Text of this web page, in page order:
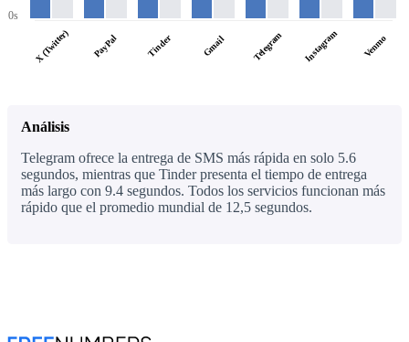
0s
X (Twitter) PayPal Tinder Gmail Telegram Instagram Venmo
Análisis
Telegram ofrece la entrega de SMS más rápida en solo 5.6
segundos, mientras que Tinder presenta el tiempo de entrega
más largo con 9.4 segundos. Todos los servicios funcionan más
rápido que el promedio mundial de 12,5 segundos.